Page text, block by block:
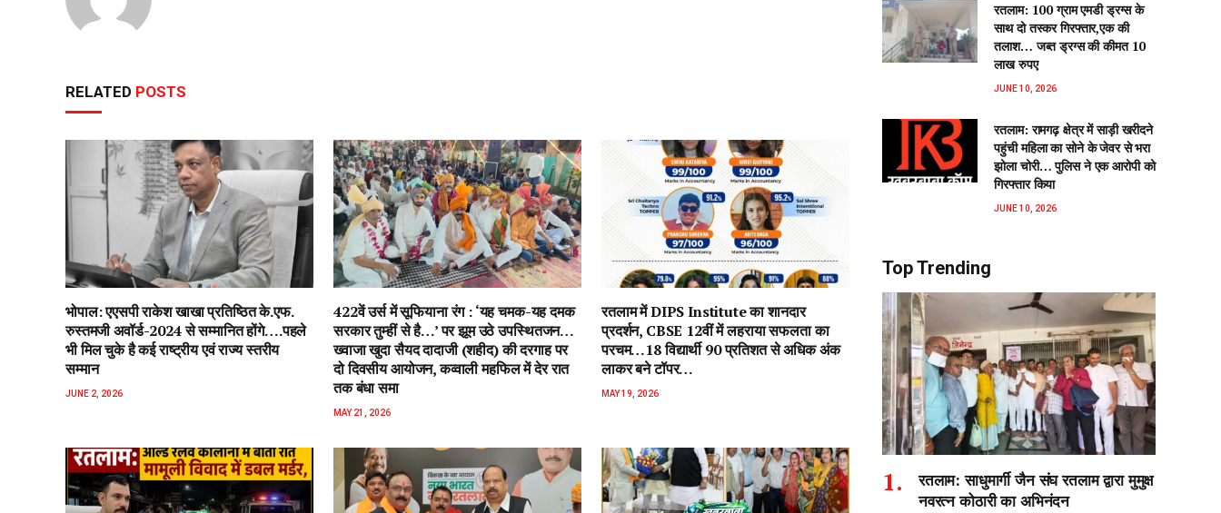
RELATED POSTS
भोपाल: एएसपी राकेश‌ खाखा प्रतिष्ठित के.एफ.
रुस्तमजी अवॉर्ड-2024 से सम्मानित होंगे….पहले
भी मिल चुके है कई राष्ट्रीय एवं राज्य स्तरीय
सम्मान
JUNE 2, 2026
422वें उर्स में सूफियाना रंग : ‘यह चमक-यह दमक
सरकार तुम्हीं से है…’ पर झूम उठे उपस्थितजन…
ख्वाजा खुदा सैयद दादाजी (शहीद) की दरगाह पर
दो दिवसीय आयोजन, कव्वाली महफिल में देर रात
तक बंधा समा
MAY 21, 2026
रतलाम में DIPS Institute का शानदार
प्रदर्शन, CBSE 12वीं में लहराया सफलता का
परचम…18 विद्यार्थी 90 प्रतिशत से अधिक अंक
लाकर बने टॉपर…
MAY 19, 2026
रतलाम: 100 ग्राम एमडी ड्रग्स के
साथ दो तस्कर गिरफ्तार,एक की
तलाश… जब्त ड्रग्स की कीमत 10
लाख रुपए
JUNE 10, 2026
रतलाम: रामगढ़ क्षेत्र में साड़ी खरीदने
पहुंची महिला का सोने के जेवर से भरा
झोला चोरी… पुलिस ने एक आरोपी को
गिरफ्तार किया
JUNE 10, 2026
Top Trending
रतलाम: साधुमार्गी जैन संघ रतलाम द्वारा मुमुक्ष
नवरत्न कोठारी का अभिनंदन